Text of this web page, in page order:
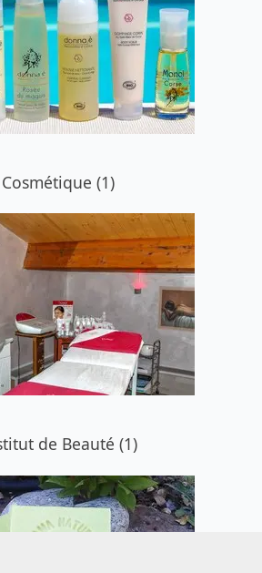
Cosmétique (1)
de Beauté (1)